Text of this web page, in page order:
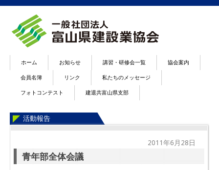
ホーム お知らせ 講習・研修会一覧 協会案内
会員名簿 リンク 私たちのメッセージ
フォトコンテスト 建退共富山県支部
活動報告
2011年6月28日
青年部全体会議